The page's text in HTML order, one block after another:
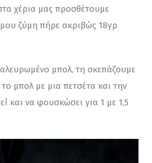
χέρια μας προσθέτουμε
ζύμη πήρε ακριβώς 18γρ
μπολ, τη σκεπάζουμε
μπολ με μια πετσέτα και την
και να φουσκώσει για 1 με 1,5